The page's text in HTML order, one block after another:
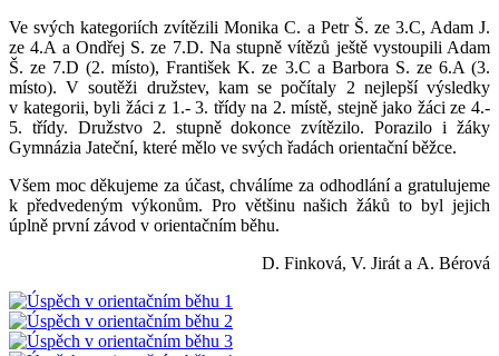
Ve svých kategoriích zvítězili Monika C. a Petr Š. ze 3.C, Adam J.
ze 4.A a Ondřej S. ze 7.D. Na stupně vítězů ještě vystoupili Adam
Š. ze 7.D (2. místo), František K. ze 3.C a Barbora S. ze 6.A (3.
místo). V soutěži družstev, kam se počítaly 2 nejlepší výsledky
v kategorii, byli žáci z 1.- 3. třídy na 2. místě, stejně jako žáci ze 4.-
5. třídy. Družstvo 2. stupně dokonce zvítězilo. Porazilo i žáky
Gymnázia Jateční, které mělo ve svých řadách orientační běžce.
Všem moc děkujeme za účast, chválíme za odhodlání a gratulujeme
k předvedeným výkonům. Pro většinu našich žáků to byl jejich
úplně první závod v orientačním běhu.
D. Finková, V. Jirát a A. Bérová